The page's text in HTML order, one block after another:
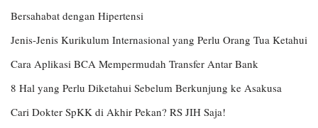
Bersahabat dengan Hipertensi
Jenis-Jenis Kurikulum Internasional yang Perlu Orang Tua Ketahui
Cara Aplikasi BCA Mempermudah Transfer Antar Bank
8 Hal yang Perlu Diketahui Sebelum Berkunjung ke Asakusa
Cari Dokter SpKK di Akhir Pekan? RS JIH Saja!